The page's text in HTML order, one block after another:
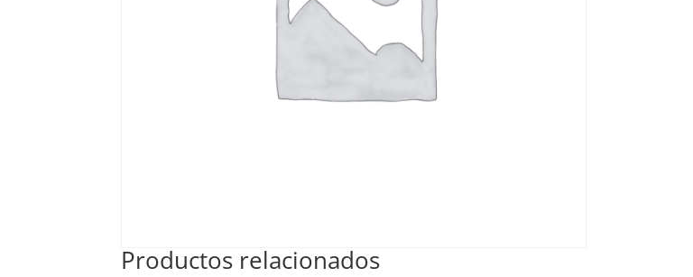
Productos relacionados